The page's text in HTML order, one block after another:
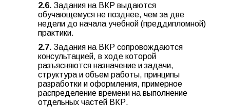
2.6. Задания на ВКР выдаются
обучающемуся не позднее, чем за две
недели до начала учебной (преддипломной)
практики.
2.7. Задания на ВКР сопровождаются
консультацией, в ходе которой
разъясняются назначение и задачи,
структура и объем работы, принципы
разработки и оформления, примерное
распределение времени на выполнение
отдельных частей ВКР.